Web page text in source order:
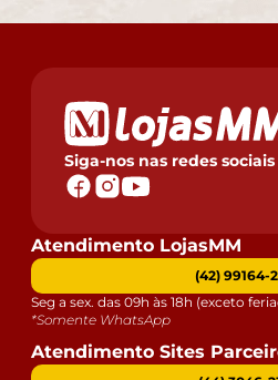
Siga-nos nas redes sociais
Atendimento LojasMM
(42) 99164-
Seg a sex. das 09h às 18h (exceto
*Somente WhatsApp
Atendimento Sites